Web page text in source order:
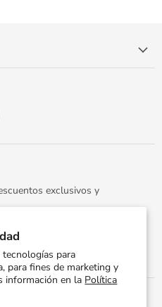
para
para fines de marketing y
información en la Política
Encuéntrenos
YouTube
exclusivos y